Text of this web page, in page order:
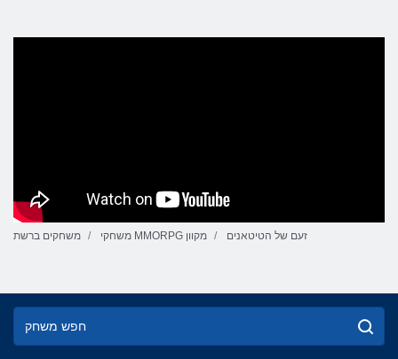
משחקים ברשת משחקי MMORPG מקוון זעם של הטיטאנים